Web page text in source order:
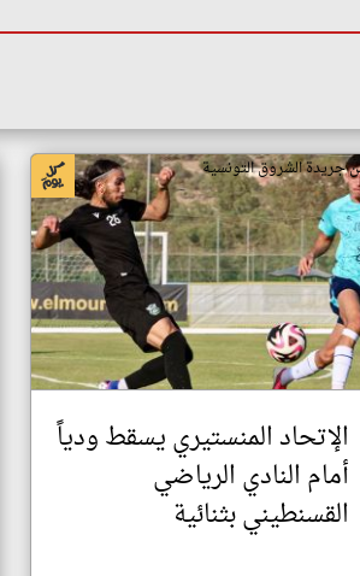
جريدة الشروق التونسية
الإتحاد المنستيري يسقط ودياً
أمام النادي الرياضي
القسنطيني بثنائية